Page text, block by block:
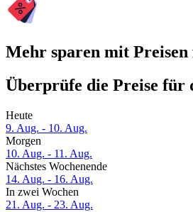
Mehr sparen mit
Überprüfe die Preise für
Heute
9. Aug. - 10. Aug.
Morgen
10. Aug. - 11. Aug.
Nächstes Wochenende
14. Aug. - 16. Aug.
In zwei Wochen
21. Aug. - 23. Aug.